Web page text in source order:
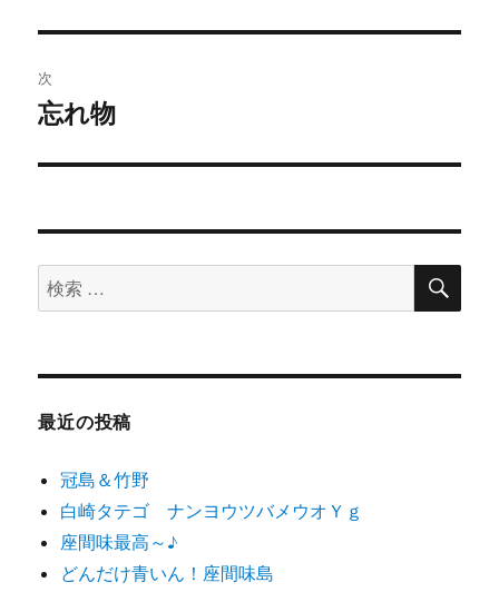
ビ
ゲ
ー
ン
の
投
稿:
次
次
投
忘れ物
検
索
象:
検
最近の投稿
冠島＆竹野
白崎タテゴ ナンヨウツバメウオＹｇ
座間味最高～♪
どんだけ青いん！座間味島